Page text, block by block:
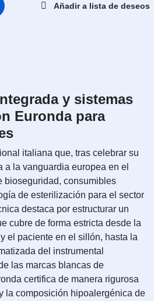
Añadir a lista de deseos
y sistemas
Euronda para
italiana que, tras celebrar su
a la vanguardia europea en el
bioseguridad, consumibles
de esterilización para el sector
destaca por estructurar un
cubre de forma estricta desde la
el paciente en el sillón, hasta la
del instrumental
las marcas blancas de
certifica de manera rigurosa
la composición hipoalergénica de